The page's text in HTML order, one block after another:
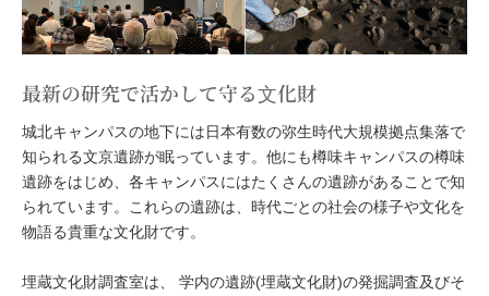
最新の研究で活かして守る⽂化財
城北キャンパスの地下には⽇本有数の弥⽣時代⼤規模拠点集落で
知られる⽂京遺跡が眠っています。他にも樽味キャンパスの樽味
遺跡をはじめ、各キャンパスにはたくさんの遺跡があることで知
られています。これらの遺跡は、時代ごとの社会の様⼦や⽂化を
物語る貴重な⽂化財です。
埋蔵⽂化財調査室は、 学内の遺跡(埋蔵⽂化財)の発掘調査及びそ